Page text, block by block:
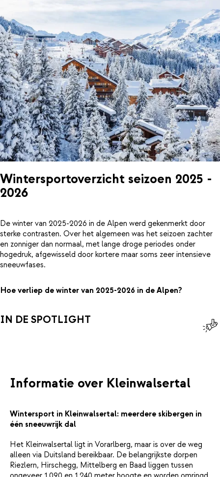
Wintersportoverzicht seizoen 2025 -
2026
De winter van 2025-2026 in de Alpen werd gekenmerkt door
sterke contrasten. Over het algemeen was het seizoen zachter
en zonniger dan normaal, met lange droge periodes onder
hogedruk, afgewisseld door kortere maar soms zeer intensieve
sneeuwfases.
Hoe verliep de winter van 2025-2026 in de Alpen?
IN DE SPOTLIGHT
Informatie over Kleinwalsertal
Wintersport in Kleinwalsertal: meerdere skibergen in
één sneeuwrijk dal
Het Kleinwalsertal ligt in Vorarlberg, maar is over de weg
alleen via Duitsland bereikbaar. De belangrijkste dorpen
Riezlern, Hirschegg, Mittelberg en Baad liggen tussen